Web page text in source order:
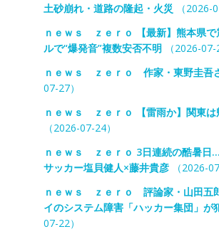
土砂崩れ・道路の隆起・火災
（2026-
ｎｅｗｓ ｚｅｒｏ 【最新】熊本県
ルで“爆発音”複数安否不明（2026-07-
ｎｅｗｓ ｚｅｒｏ 作家・東野圭吾
07-27）
ｎｅｗｓ ｚｅｒｏ 【雷雨か】関東は
（2026-07-24）
ｎｅｗｓ ｚｅｒｏ 3日連続の酷暑日
サッカー塩貝健人×藤井貴彦（2026-
ｎｅｗｓ ｚｅｒｏ 評論家・山田五
イのシステム障害「ハッカー集団」が
07-22）